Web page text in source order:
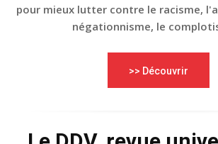
pour mieux lutter contre le racisme,
négationnisme, le
>> Découvrir